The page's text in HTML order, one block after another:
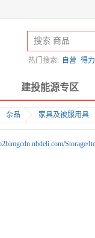
热门搜索: 自营 得力
建投能源专区
杂品 家具及被服用具